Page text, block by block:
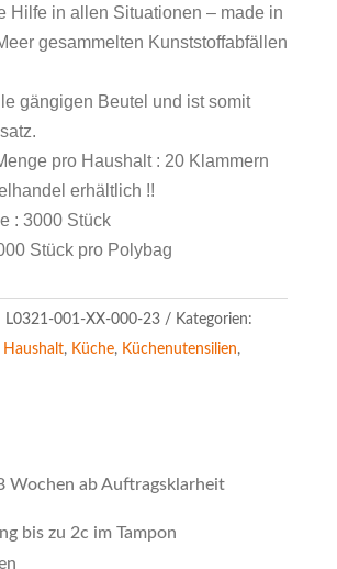
Hilfe in allen Situationen – made in
gesammelten Kunststoffabfällen
gängigen Beutel und ist somit
pro Haushalt : 20 Klammern
erhältlich !!
: 3000 Stück
Stück pro Polybag
L0321-001-XX-000-23
Kategorien:
Haushalt, Küche, Küchenutensilien,
Wochen ab Auftragsklarheit
bis zu 2c im Tampon